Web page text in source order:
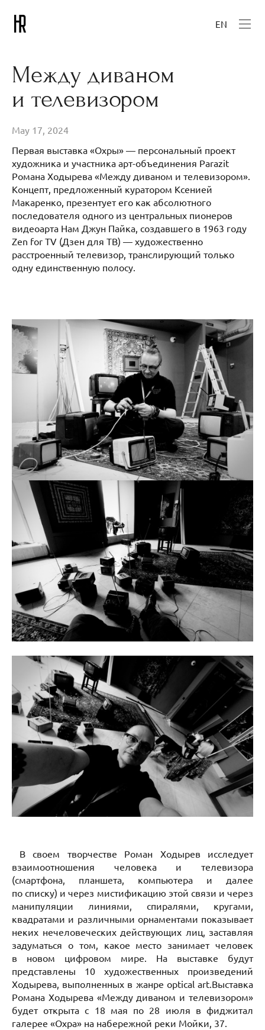
EN
Между диваном
и телевизором
May 17, 2024
Первая выставка «Охры» — персональный проект
художника и участника арт-объединения Parazit
Романа Ходырева «Между диваном и телевизором».
Концепт, предложенный куратором Ксенией
Макаренко, презентует его как абсолютного
последователя одного из центральных пионеров
видеоарта Нам Джун Пайка, создавшего в 1963 году
Zen for TV (Дзен для ТВ) — художественно
расстроенный телевизор, транслирующий только
одну единственную полосу.
В своем творчестве Роман Ходырев исследует
взаимоотношения человека и телевизора
(смартфона, планшета, компьютера и далее
по списку) и через мистификацию этой связи и через
манипуляции линиями, спиралями, кругами,
квадратами и различными орнаментами показывает
неких нечеловеческих действующих лиц, заставляя
задуматься о том, какое место занимает человек
в новом цифровом мире. На выставке будут
представлены 10 художественных произведений
Ходырева, выполненных в жанре optical art.Выставка
Романа Ходырева «Между диваном и телевизором»
будет открыта с 18 мая по 28 июля в фиджитал
галерее «Охра» на набережной реки Мойки, 37.